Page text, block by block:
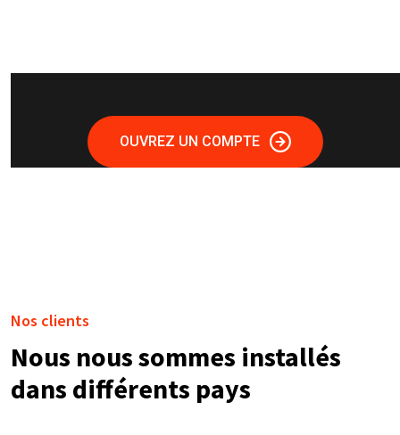
OUVREZ UN COMPTE
Nos clients
Nous nous sommes installés
dans différents pays